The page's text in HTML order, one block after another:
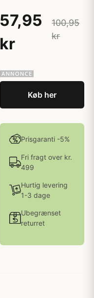
57,95
kr
100,95
kr
Køb her
Prisgaranti -5%
Fri fragt over kr.
499
Hurtig levering
1-3 dage
Ubegrænset
returret